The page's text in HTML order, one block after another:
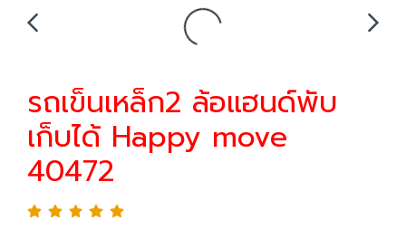
รถเข็นเหล็ก2 ล้อแฮนด์พับ
เก็บได้ Happy move
40472